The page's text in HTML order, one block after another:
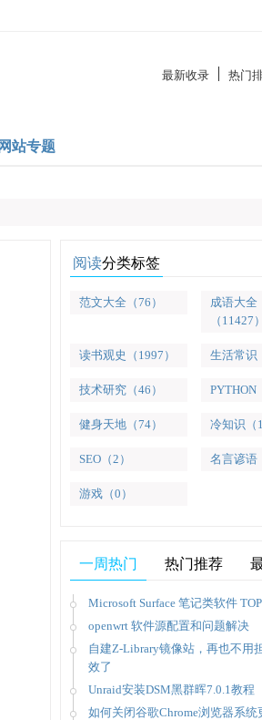
最新收录 热门
站专题
阅读分类标签
范文大全（76）
成语大全
（11427）
读书观史（1997） 生活常识
技术研究（46） PYTHON
健身天地（74） 冷知识（
SEO（2） 名言谚语
游戏（0）
一周热门 热门推荐
Microsoft Surface 笔记类软件
openwrt 软件源配置和问题解决
自建Z-Library镜像站，再也不用
效了
Unraid安装DSM黑群晖7.0.1教程
如何关闭谷歌Chrome浏览器系统